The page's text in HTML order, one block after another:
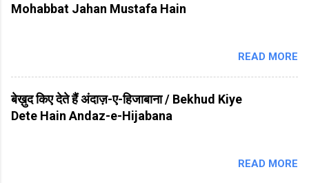
Mohabbat Jahan Mustafa Hain
READ MORE
बेख़ुद किए देते हैं अंदाज़-ए-हिजाबाना / Bekhud Kiye
Dete Hain Andaz-e-Hijabana
READ MORE